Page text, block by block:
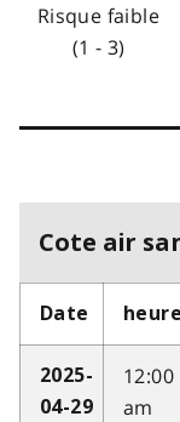
Risque faible
(1 - 3)
Cote air
Date heure
2025-
04-29
12:00
am